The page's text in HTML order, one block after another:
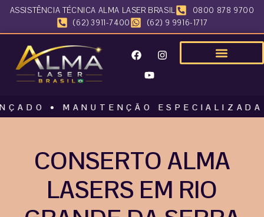
ASSISTÊNCIA TÉCNICA ALMA LASER BRASIL
0800 878 9700
(62) 3911-7400
(62) 9 9916-1717
• MANUTENÇÃO ESPECIALIZADA
CONSERTO ALMA
LASERS EM RIO